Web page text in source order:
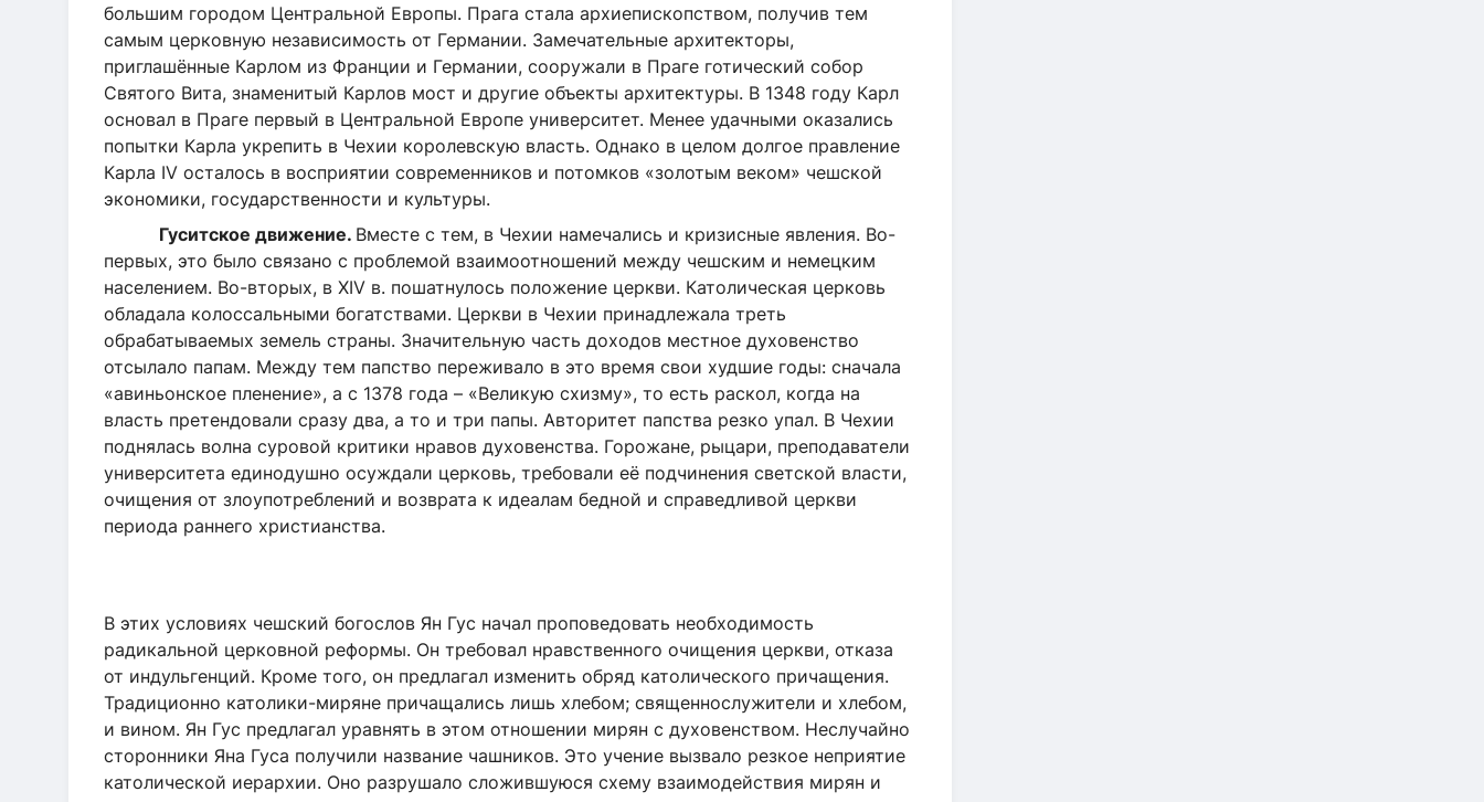
большим городом Центральной Европы. Прага стала архиепископством, получив тем
самым церковную независимость от Германии. Замечательные архитекторы,
приглашённые Карлом из Франции и Германии, сооружали в Праге готический собор
Святого Вита, знаменитый Карлов мост и другие объекты архитектуры. В 1348 году Карл
основал в Праге первый в Центральной Европе университет. Менее удачными оказались
попытки Карла укрепить в Чехии королевскую власть. Однако в целом долгое правление
Карла IV осталось в восприятии современников и потомков «золотым веком» чешской
экономики, государственности и культуры.
Гуситское движение. Вместе с тем, в Чехии намечались и кризисные явления. Во-
первых, это было связано с проблемой взаимоотношений между чешским и немецким
населением. Во-вторых, в XIV в. пошатнулось положение церкви. Католическая церковь
обладала колоссальными богатствами. Церкви в Чехии принадлежала треть
обрабатываемых земель страны. Значительную часть доходов местное духовенство
отсылало папам. Между тем папство переживало в это время свои худшие годы: сначала
«авиньонское пленение», а с 1378 года – «Великую схизму», то есть раскол, когда на
власть претендовали сразу два, а то и три папы. Авторитет папства резко упал. В Чехии
поднялась волна суровой критики нравов духовенства. Горожане, рыцари, преподаватели
университета единодушно осуждали церковь, требовали её подчинения светской власти,
очищения от злоупотреблений и возврата к идеалам бедной и справедливой церкви
периода раннего христианства.
В этих условиях чешский богослов Ян Гус начал проповедовать необходимость
радикальной церковной реформы. Он требовал нравственного очищения церкви, отказа
от индульгенций. Кроме того, он предлагал изменить обряд католического причащения.
Традиционно католики-миряне причащались лишь хлебом; священнослужители и хлебом,
и вином. Ян Гус предлагал уравнять в этом отношении мирян с духовенством. Неслучайно
сторонники Яна Гуса получили название чашников. Это учение вызвало резкое неприятие
католической иерархии. Оно разрушало сложившуюся схему взаимодействия мирян и